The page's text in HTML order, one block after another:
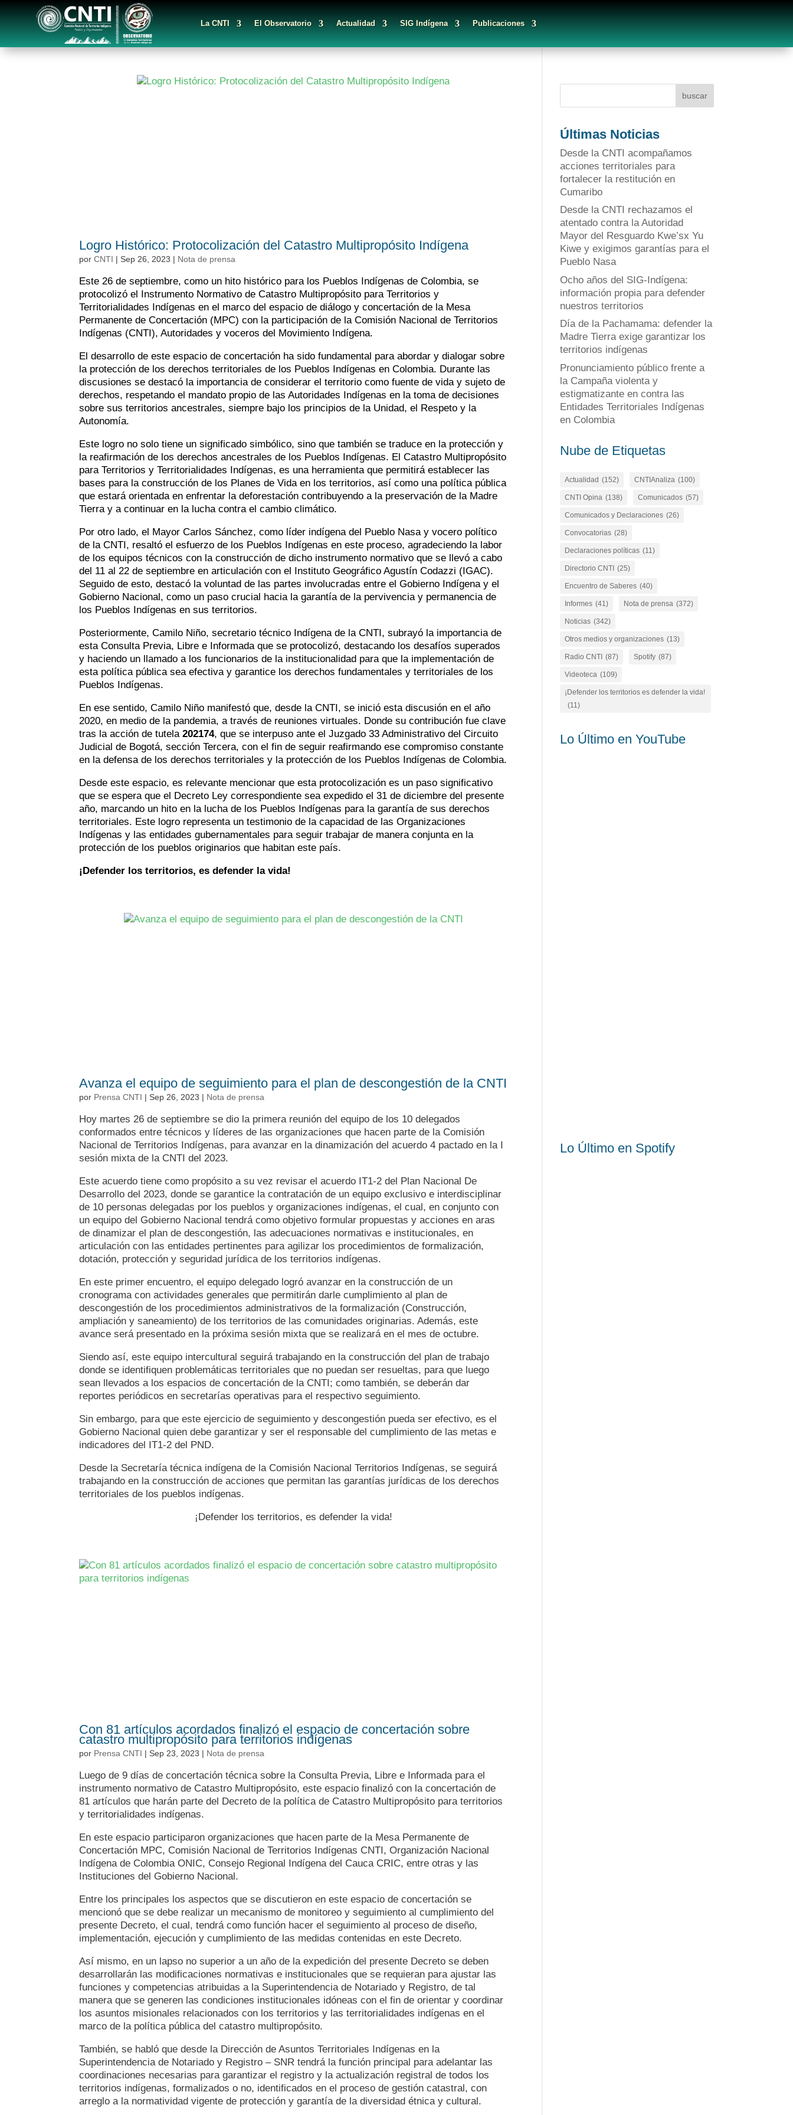
La CNTI El Observatorio Actualidad SIG Indígena Publicaciones
Logro Histórico: Protocolización del Catastro Multipropósito Indígena
porCNTI | Sep 26, 2023 | Nota de prensa
Este 26 de septiembre, como un hito histórico para los Pueblos Indígenas de Colombia, se
protocolizó el Instrumento Normativo de Catastro Multipropósito para Territorios y
Territorialidades Indígenas en el marco del espacio de diálogo y concertación de la Mesa
Permanente de Concertación (MPC) con la participación de la Comisión Nacional de Territorios
Indígenas (CNTI), Autoridades y voceros del Movimiento Indígena.
El desarrollo de este espacio de concertación ha sido fundamental para abordar y dialogar sobre
la protección de los derechos territoriales de los Pueblos Indígenas en Colombia. Durante las
discusiones se destacó la importancia de considerar el territorio como fuente de vida y sujeto de
derechos, respetando el mandato propio de las Autoridades Indígenas en la toma de decisiones
sobre sus territorios ancestrales, siempre bajo los principios de la Unidad, el Respeto y la
Autonomía.
Este logro no solo tiene un significado simbólico, sino que también se traduce en la protección y
la reafirmación de los derechos ancestrales de los Pueblos Indígenas. El Catastro Multipropósito
para Territorios y Territorialidades Indígenas, es una herramienta que permitirá establecer las
bases para la construcción de los Planes de Vida en los territorios, así como una política pública
que estará orientada en enfrentar la deforestación contribuyendo a la preservación de la Madre
Tierra y a continuar en la lucha contra el cambio climático.
Por otro lado, el Mayor Carlos Sánchez, como líder indígena del Pueblo Nasa y vocero político
de la CNTI, resaltó el esfuerzo de los Pueblos Indígenas en este proceso, agradeciendo la labor
de los equipos técnicos con la construcción de dicho instrumento normativo que se llevó a cabo
del 11 al 22 de septiembre en articulación con el Instituto Geográfico Agustín Codazzi (IGAC).
Seguido de esto, destacó la voluntad de las partes involucradas entre el Gobierno Indígena y el
Gobierno Nacional, como un paso crucial hacia la garantía de la pervivencia y permanencia de
los Pueblos Indígenas en sus territorios.
Posteriormente, Camilo Niño, secretario técnico Indígena de la CNTI, subrayó la importancia de
esta Consulta Previa, Libre e Informada que se protocolizó, destacando los desafíos superados
y haciendo un llamado a los funcionarios de la institucionalidad para que la implementación de
esta política pública sea efectiva y garantice los derechos fundamentales y territoriales de los
Pueblos Indígenas.
En ese sentido, Camilo Niño manifestó que, desde la CNTI, se inició esta discusión en el año
2020, en medio de la pandemia, a través de reuniones virtuales. Donde su contribución fue clave
tras la acción de tutela202174, que se interpuso ante el Juzgado 33 Administrativo del Circuito
Judicial de Bogotá, sección Tercera, con el fin de seguir reafirmando ese compromiso constante
en la defensa de los derechos territoriales y la protección de los Pueblos Indígenas de Colombia.
Desde este espacio, es relevante mencionar que esta protocolización es un paso significativo
que se espera que el Decreto Ley correspondiente sea expedido el 31 de diciembre del presente
año, marcando un hito en la lucha de los Pueblos Indígenas para la garantía de sus derechos
territoriales. Este logro representa un testimonio de la capacidad de las Organizaciones
Indígenas y las entidades gubernamentales para seguir trabajar de manera conjunta en la
protección de los pueblos originarios que habitan este país.
¡Defender los territorios, es defender la vida!
Avanza el equipo de seguimiento para el plan de descongestión de la CNTI
por Prensa CNTI | Sep 26, 2023 | Nota de prensa
Hoy martes 26 de septiembre se dio la primera reunión del equipo de los 10 delegados
conformados entre técnicos y líderes de las organizaciones que hacen parte de la Comisión
Nacional de Territorios Indígenas, para avanzar en la dinamización del acuerdo 4 pactado en la I
sesión mixta de la CNTI del 2023.
Este acuerdo tiene como propósito a su vez revisar el acuerdo IT1-2 del Plan Nacional De
Desarrollo del 2023, donde se garantice la contratación de un equipo exclusivo e interdisciplinar
de 10 personas delegadas por los pueblos y organizaciones indígenas, el cual, en conjunto con
un equipo del Gobierno Nacional tendrá como objetivo formular propuestas y acciones en aras
de dinamizar el plan de descongestión, las adecuaciones normativas e institucionales, en
articulación con las entidades pertinentes para agilizar los procedimientos de formalización,
dotación, protección y seguridad jurídica de los territorios indígenas.
En este primer encuentro, el equipo delegado logró avanzar en la construcción de un
cronograma con actividades generales que permitirán darle cumplimiento al plan de
descongestión de los procedimientos administrativos de la formalización (Construcción,
ampliación y saneamiento) de los territorios de las comunidades originarias. Además, este
avance será presentado en la próxima sesión mixta que se realizará en el mes de octubre.
Siendo así, este equipo intercultural seguirá trabajando en la construcción del plan de trabajo
donde se identifiquen problemáticas territoriales que no puedan ser resueltas, para que luego
sean llevados a los espacios de concertación de la CNTI; como también, se deberán dar
reportes periódicos en secretarías operativas para el respectivo seguimiento.
Sin embargo, para que este ejercicio de seguimiento y descongestión pueda ser efectivo, es el
Gobierno Nacional quien debe garantizar y ser el responsable del cumplimiento de las metas e
indicadores del IT1-2 del PND.
Desde la Secretaría técnica indígena de la Comisión Nacional Territorios Indígenas, se seguirá
trabajando en la construcción de acciones que permitan las garantías jurídicas de los derechos
territoriales de los pueblos indígenas.
¡Defender los territorios, es defender la vida!
Con 81 artículos acordados finalizó el espacio de concertación sobre
catastro multipropósito para territorios indígenas
por Prensa CNTI | Sep 23, 2023 | Nota de prensa
Luego de 9 días de concertación técnica sobre la Consulta Previa, Libre e Informada para el
instrumento normativo de Catastro Multipropósito, este espacio finalizó con la concertación de
81 artículos que harán parte del Decreto de la política de Catastro Multipropósito para territorios
y territorialidades indígenas.
En este espacio participaron organizaciones que hacen parte de la Mesa Permanente de
Concertación MPC, Comisión Nacional de Territorios Indígenas CNTI, Organización Nacional
Indígena de Colombia ONIC, Consejo Regional Indígena del Cauca CRIC, entre otras y las
Instituciones del Gobierno Nacional.
Entre los principales los aspectos que se discutieron en este espacio de concertación se
mencionó que se debe realizar un mecanismo de monitoreo y seguimiento al cumplimiento del
presente Decreto, el cual, tendrá como función hacer el seguimiento al proceso de diseño,
implementación, ejecución y cumplimiento de las medidas contenidas en este Decreto.
Así mismo, en un lapso no superior a un año de la expedición del presente Decreto se deben
desarrollarán las modificaciones normativas e institucionales que se requieran para ajustar las
funciones y competencias atribuidas a la Superintendencia de Notariado y Registro, de tal
manera que se generen las condiciones institucionales idóneas con el fin de orientar y coordinar
los asuntos misionales relacionados con los territorios y las territorialidades indígenas en el
marco de la política pública del catastro multipropósito.
También, se habló que desde la Dirección de Asuntos Territoriales Indígenas en la
Superintendencia de Notariado y Registro – SNR tendrá la función principal para adelantar las
coordinaciones necesarias para garantizar el registro y la actualización registral de todos los
territorios indígenas, formalizados o no, identificados en el proceso de gestión catastral, con
arreglo a la normatividad vigente de protección y garantía de la diversidad étnica y cultural.
buscar
Últimas Noticias
Desde la CNTI acompañamos
acciones territoriales para
fortalecer la restitución en
Cumaribo
Desde la CNTI rechazamos el
atentado contra la Autoridad
Mayor del Resguardo Kwe’sx Yu
Kiwe y exigimos garantías para el
Pueblo Nasa
Ocho años del SIG-Indígena:
información propia para defender
nuestros territorios
Día de la Pachamama: defender la
Madre Tierra exige garantizar los
territorios indígenas
Pronunciamiento público frente a
la Campaña violenta y
estigmatizante en contra las
Entidades Territoriales Indígenas
en Colombia
Nube de Etiquetas
Actualidad (152) CNTIAnaliza (100)
CNTI Opina (138) Comunicados (57)
Comunicados y Declaraciones (26)
Convocatorias (28)
Declaraciones políticas (11)
Directorio CNTI (25)
Encuentro de Saberes (40)
Informes (41) Nota de prensa (372)
Noticias (342)
Otros medios y organizaciones (13)
Radio CNTI (87) Spotify (87)
Videoteca (109)
¡Defender los territorios es defender la vida!
(11)
Lo Último en YouTube
Lo Último en Spotify